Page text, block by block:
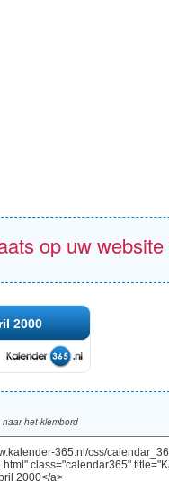
op uw
2000
het klembord